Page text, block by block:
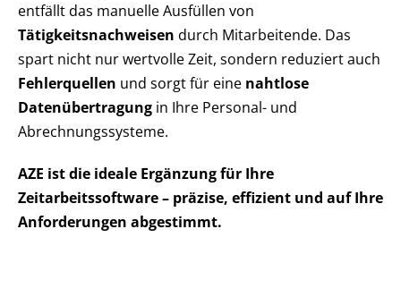
entfällt das manuelle Ausfüllen von
Tätigkeitsnachweisen durch Mitarbeitende. Das
spart nicht nur wertvolle Zeit, sondern reduziert auch
Fehlerquellen und sorgt für eine nahtlose
Datenübertragung in Ihre Personal- und
Abrechnungssysteme.
AZE ist die ideale Ergänzung für Ihre
Zeitarbeitssoftware – präzise, effizient und auf Ihre
Anforderungen abgestimmt.